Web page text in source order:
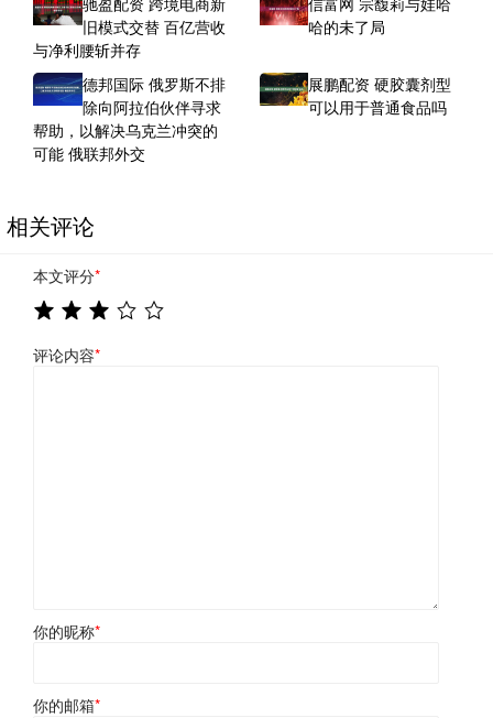
旧模式交替 百亿营收
与净利腰斩并存
哈的未了局
德邦国际 俄罗斯不排
除向阿拉伯伙伴寻求
帮助，以解决乌克兰冲突的
可能 俄联邦外交
展鹏配资 硬胶囊剂型
可以用于普通食品吗
相关评论
本文评分*
评论内容*
你的昵称*
你的邮箱*